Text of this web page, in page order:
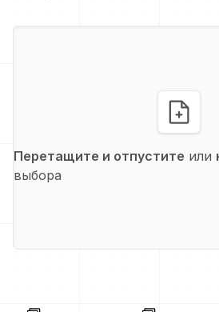
Перетащите и отпустите или
выбора